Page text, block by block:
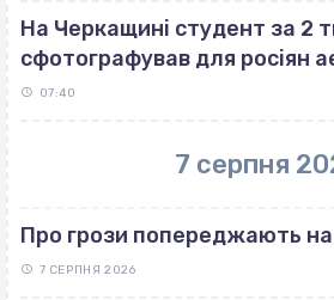
На Черкащині студент за 2
сфотографував для росіян
07:40
7 серпня
Про грози попереджають
7 СЕРПНЯ 2026